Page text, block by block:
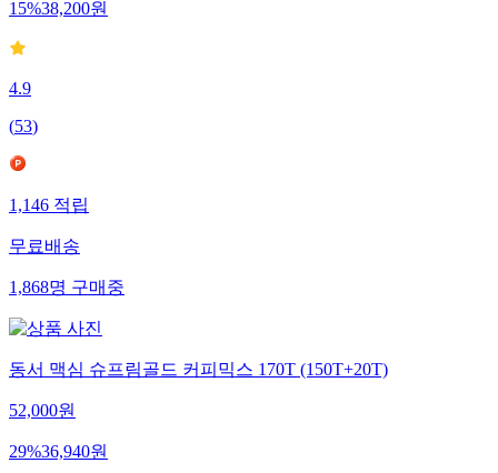
15%38,200원
4.9
(53)
1,146적립
무료배송
1,868명구매중
동서 맥심 슈프림골드 커피믹스 170T (150T+20T)
52,000원
29%36,940원